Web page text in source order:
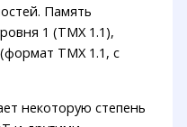
Память
1 (TMX 1.1),
TMX 1.1, с
некоторую степень